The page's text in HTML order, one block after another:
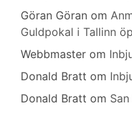
Göran Göran om
Guldpokal i Tallinn
Webbmaster om
Donald Bratt om
Donald Bratt om